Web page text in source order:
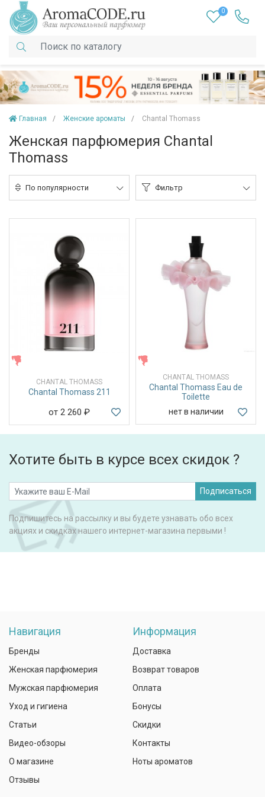
0
Главная Женские ароматы Chantal Thomass
Женская парфюмерия Chantal
Thomass
По популярности Фильтр
CHANTAL THOMASS
Chantal Thomass 211
от 2 260 ₽
CHANTAL THOMASS
Chantal Thomass Eau de
Toilette
нет в наличии
Хотите быть в курсе всех скидок ?
Подписаться
Подпишитесь на рассылку и вы будете узнавать обо всех
акциях и скидках нашего интернет-магазина первыми !
Навигация
Бренды
Женская парфюмерия
Мужская парфюмерия
Уход и гигиена
Статьи
Видео-обзоры
О магазине
Отзывы
Информация
Доставка
Возврат товаров
Оплата
Бонусы
Скидки
Контакты
Ноты ароматов